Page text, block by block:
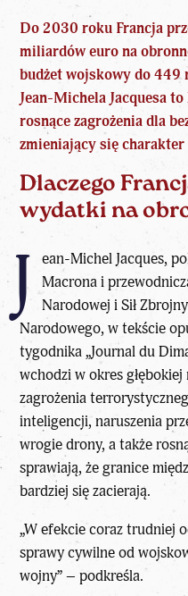
Do 2030 roku Francja
miliardów euro na
budżet wojskowy do 449
Jean-Michela Jacquesa
rosnące zagrożenia dla
zmieniający się
Dlaczego
wydatki na
J ean-Michel Jacques,
Macronai
Narodowej i Sił
Narodowego, w tekście
tygodnika „Journal du
wchodzi w okres
zagrożenia
inteligencji, naruszenia
wrogie drony, a także
sprawiają, że granice
bardziej się zacierają.
„W efekcie coraz trudniej
sprawy cywilne od
wojny” – podkreśla.